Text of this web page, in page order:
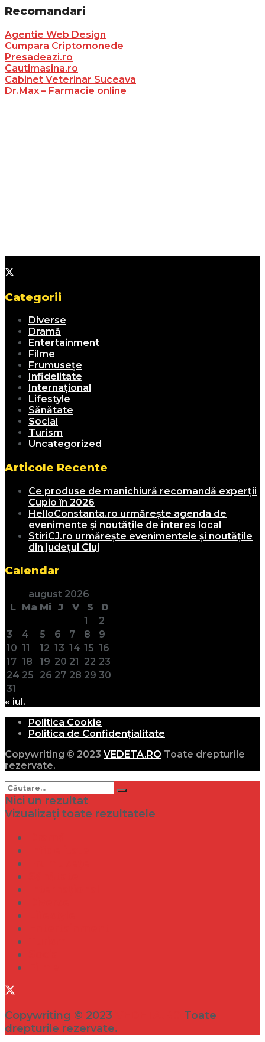
Recomandari
Agentie Web Design
Cumpara Criptomonede
Presadeazi.ro
Cautimasina.ro
Cabinet Veterinar Suceava
Dr.Max – Farmacie online
Categorii
Diverse
Dramă
Entertainment
Filme
Frumusețe
Infidelitate
Internațional
Lifestyle
Sănătate
Social
Turism
Uncategorized
Articole Recente
Ce produse de manichiură recomandă experții
Cupio în 2026
HelloConstanta.ro urmărește agenda de
evenimente și noutățile de interes local
StiriCJ.ro urmărește evenimentele și noutățile
din județul Cluj
Calendar
august 2026
L Ma Mi J V S
D
1
2
3
4 5 6 7 8
9
10 11 12 13 14 15 16
17 18 19 20 21 22 23
24 25 26 27 28 29 30
31
« iul.
Politica Cookie
Politica de Confidențialitate
Copywriting © 2023 VEDETA.RO Toate drepturile
rezervate.
Nici un rezultat
Vizualizați toate rezultatele
Copywriting © 2023
Toate
drepturile rezervate.